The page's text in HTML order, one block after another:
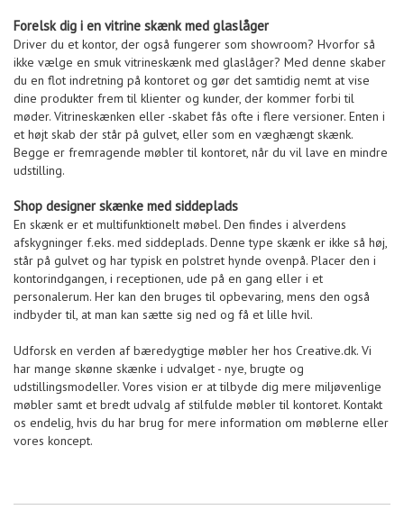
Forelsk dig i en vitrine skænk med glaslåger
Driver du et kontor, der også fungerer som showroom? Hvorfor så
ikke vælge en smuk vitrineskænk med glaslåger? Med denne skaber
du en flot indretning på kontoret og gør det samtidig nemt at vise
dine produkter frem til klienter og kunder, der kommer forbi til
møder. Vitrineskænken eller -skabet fås ofte i flere versioner. Enten i
et højt skab der står på gulvet, eller som en væghængt skænk.
Begge er fremragende møbler til kontoret, når du vil lave en mindre
udstilling.
Shop designer skænke med siddeplads
En skænk er et multifunktionelt møbel. Den findes i alverdens
afskygninger f.eks. med siddeplads. Denne type skænk er ikke så høj,
står på gulvet og har typisk en polstret hynde ovenpå. Placer den i
kontorindgangen, i receptionen, ude på en gang eller i et
personalerum. Her kan den bruges til opbevaring, mens den også
indbyder til, at man kan sætte sig ned og få et lille hvil.
Udforsk en verden af bæredygtige møbler her hos Creative.dk. Vi
har mange skønne skænke i udvalget - nye, brugte og
udstillingsmodeller. Vores vision er at tilbyde dig mere miljøvenlige
møbler samt et bredt udvalg af stilfulde møbler til kontoret. Kontakt
os endelig, hvis du har brug for mere information om møblerne eller
vores koncept.